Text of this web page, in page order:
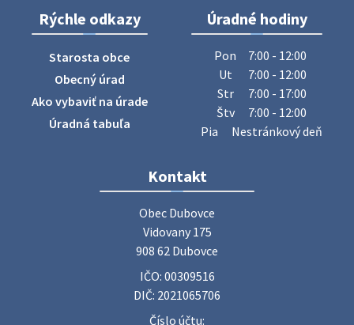
ZBER ŽELEZA
Obecný úrad oznamuje občanom, že v stredu 29. júla 2026
sa v našej obci uskutoční zber železa. Pracovníci Obecného
úradu budú od 8.00 hod. prechádzať obcou a zbierať
železný odpad …
27. júla 2026 06:31
Zájazd do Veľkého Medera
Základná organizácia Únie žien Slovenska Dubovce
srdečne pozýva svoje členky, ich rodinných príslušníkov aj
priateľov na jednodňový zájazd na termálne kúpalisko
Poradne komplexnej pomoci
Rýchle odkazy
Starosta obce
Obecný úrad
Ako vybaviť na úrade
Úradná tabuľa
Úradné hodiny
Pon
7:00 - 12:00
Ut
7:00 - 12:00
Str
7:00 - 17:00
Štv
7:00 - 12:00
Pia
Nestránkový deň
Kontakt
Obec Dubovce
Vidovany 175
908 62 Dubovce
IČO: 00309516
DIČ: 2021065706
Číslo účtu: